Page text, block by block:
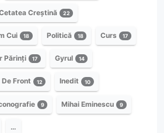
Creștină 22
Cui 18 Politică 18 Curs 17
Părinți 17 Gyrul 14
Front 12 Inedit 10
9 Mihai Eminescu 9
…